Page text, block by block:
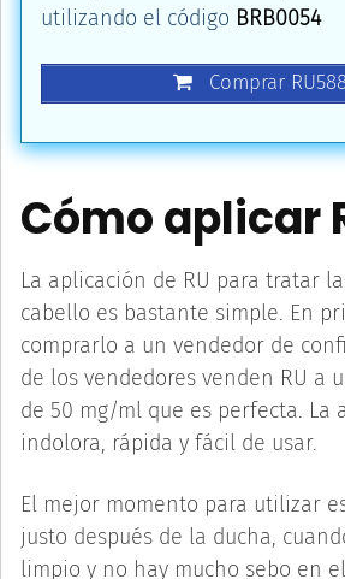
utilizando el código BRB0054
Comprar
Cómo aplicar
La aplicación de RU para tratar
cabello es bastante simple. En
comprarlo a un vendedor de
de los vendedores venden RU a
de 50 mg/ml que es perfecta. La
indolora, rápida y fácil de usar.
El mejor momento para utilizar
justo después de la ducha,
limpio y no hay mucho sebo en